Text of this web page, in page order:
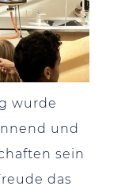
wurde
und
sein
das